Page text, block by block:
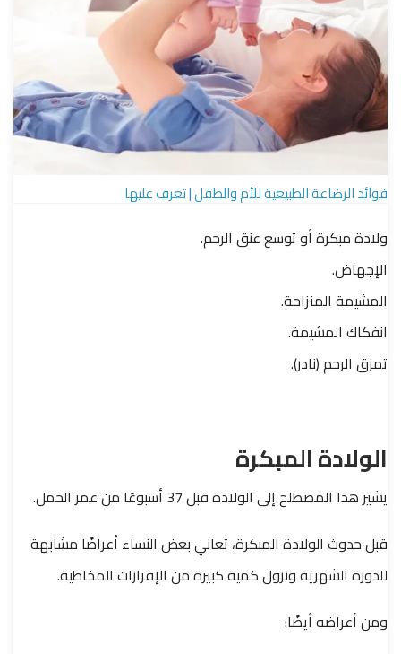
فوائد الرضاعة الطبيعية للأم والطفل | تعرف عليها
ولادة مبكرة أو توسع عنق الرحم.
الإجهاض.
المشيمة المنزاحة.
انفكاك المشيمة.
تمزق الرحم (نادر).
الولادة المبكرة
يشير هذا المصطلح إلى الولادة قبل 37 أسبوعًا من عمر الحمل.
قبل حدوث الولادة المبكرة، تعاني بعض النساء أعراضًا مشابهة
للدورة الشهرية ونزول كمية كبيرة من الإفرازات المخاطية.
ومن أعراضه أيضًا: